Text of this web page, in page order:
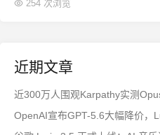
254 次浏览
近期文章
近300万人围观Karpathy实测
OpenAI宣布GPT-5.6大幅降价，